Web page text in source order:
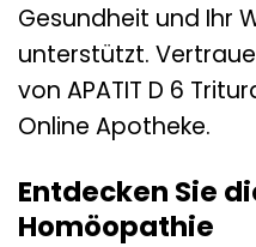
Gesundheit und Ihr
unterstützt.
von APATIT D 6
Online Apotheke.
Entdecken Sie
Homöopathie